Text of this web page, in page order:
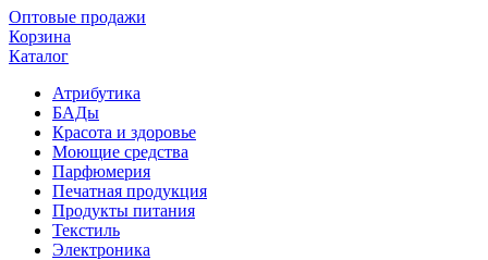
Оптовые продажи
Корзина
Каталог
Атрибутика
БАДы
Красота и здоровье
Моющие средства
Парфюмерия
Печатная продукция
Продукты питания
Текстиль
Электроника